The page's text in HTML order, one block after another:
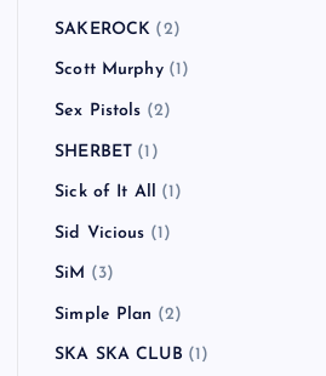
SAKEROCK (2)
Scott Murphy(1)
Sex Pistols (2)
SHERBET (1)
Sick of It All (1)
Sid Vicious (1)
SiM (3)
Simple Plan (2)
SKA SKA CLUB (1)